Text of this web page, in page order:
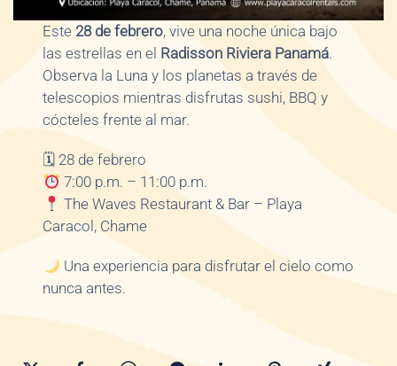
Este 28 de febrero, vive una noche única bajo
las estrellas en el Radisson Riviera Panamá.
Observa la Luna y los planetas a través de
telescopios mientras disfrutas sushi, BBQ y
cócteles frente al mar.
🗓 28 de febrero
7:00 p.m. – 11:00 p.m.
The Waves Restaurant & Bar – Playa
Caracol, Chame
Una experiencia para disfrutar el cielo como
nunca antes.